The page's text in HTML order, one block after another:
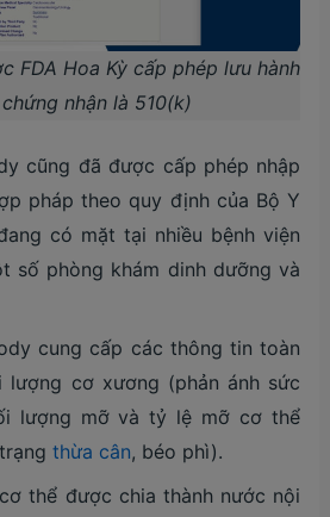
FDA Hoa Kỳ cấp phép lưu hành
nhận là 510(k)
cũng đã được cấp phép nhập
pháp theo quy định của Bộ Y
có mặt tại nhiều bệnh viện
số phòng khám dinh dưỡng và
cung cấp các thông tin toàn
lượng cơ xương (phản ánh sức
lượng mỡ và tỷ lệ mỡ cơ thể
thừa cân, béo phì).
thể được chia thành nước nội